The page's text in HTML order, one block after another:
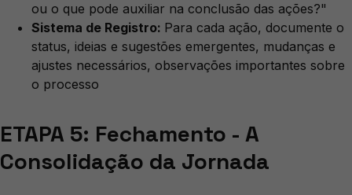
ou o que pode auxiliar na conclusão das ações?"
Sistema de Registro: Para cada ação, documente o
status, ideias e sugestões emergentes, mudanças e
ajustes necessários, observações importantes sobre
o processo
ETAPA 5: Fechamento - A
Consolidação da Jornada